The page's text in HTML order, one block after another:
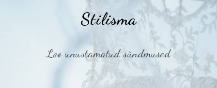
Stilisma
Loo unustamatud sündmused